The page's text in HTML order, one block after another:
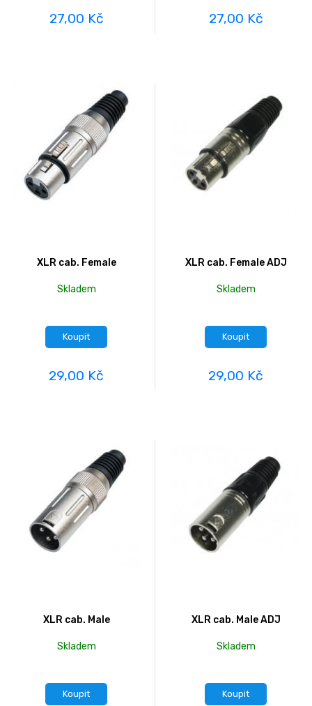
27,00 Kč 27,00 Kč
XLR cab. Female
Skladem
Koupit
29,00 Kč
XLR cab. Female ADJ
Skladem
Koupit
29,00 Kč
XLR cab. Male
Skladem
Koupit
XLR cab. Male ADJ
Skladem
Koupit